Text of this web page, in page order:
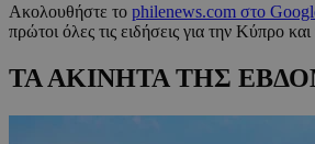
Ακολουθήστε το philenews.com στο
πρώτοι όλες τις ειδήσεις για την Κύπρο
ΤΑ ΑΚΙΝΗΤΑ ΤΗΣ